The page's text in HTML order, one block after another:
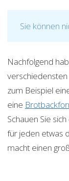
Sie können
Nachfolgend
verschiedensten
zum Beispiel
eine
Schauen Sie
für jeden etwas
macht einen